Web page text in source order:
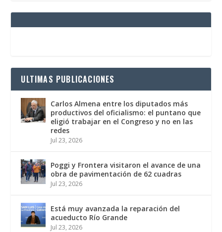
ULTIMAS PUBLICACIONES
Carlos Almena entre los diputados más
productivos del oficialismo: el puntano que
eligió trabajar en el Congreso y no en las
redes
Jul 23, 2026
Poggi y Frontera visitaron el avance de una
obra de pavimentación de 62 cuadras
Jul 23, 2026
Está muy avanzada la reparación del
acueducto Río Grande
Jul 23, 2026